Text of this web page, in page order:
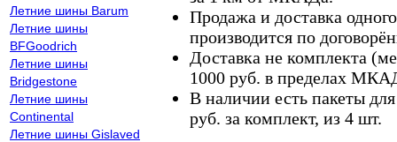
Летние шины Barum
Летние шины
BFGoodrich
Летние шины
Bridgestone
Летние шины
Continental
Летние шины Gislaved
Продажа и доставка
производится по
Доставка не комплекта
1000 руб. в пределах
В наличии есть пакеты
руб. за комплект, из 4 шт.